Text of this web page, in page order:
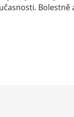
Bolestně